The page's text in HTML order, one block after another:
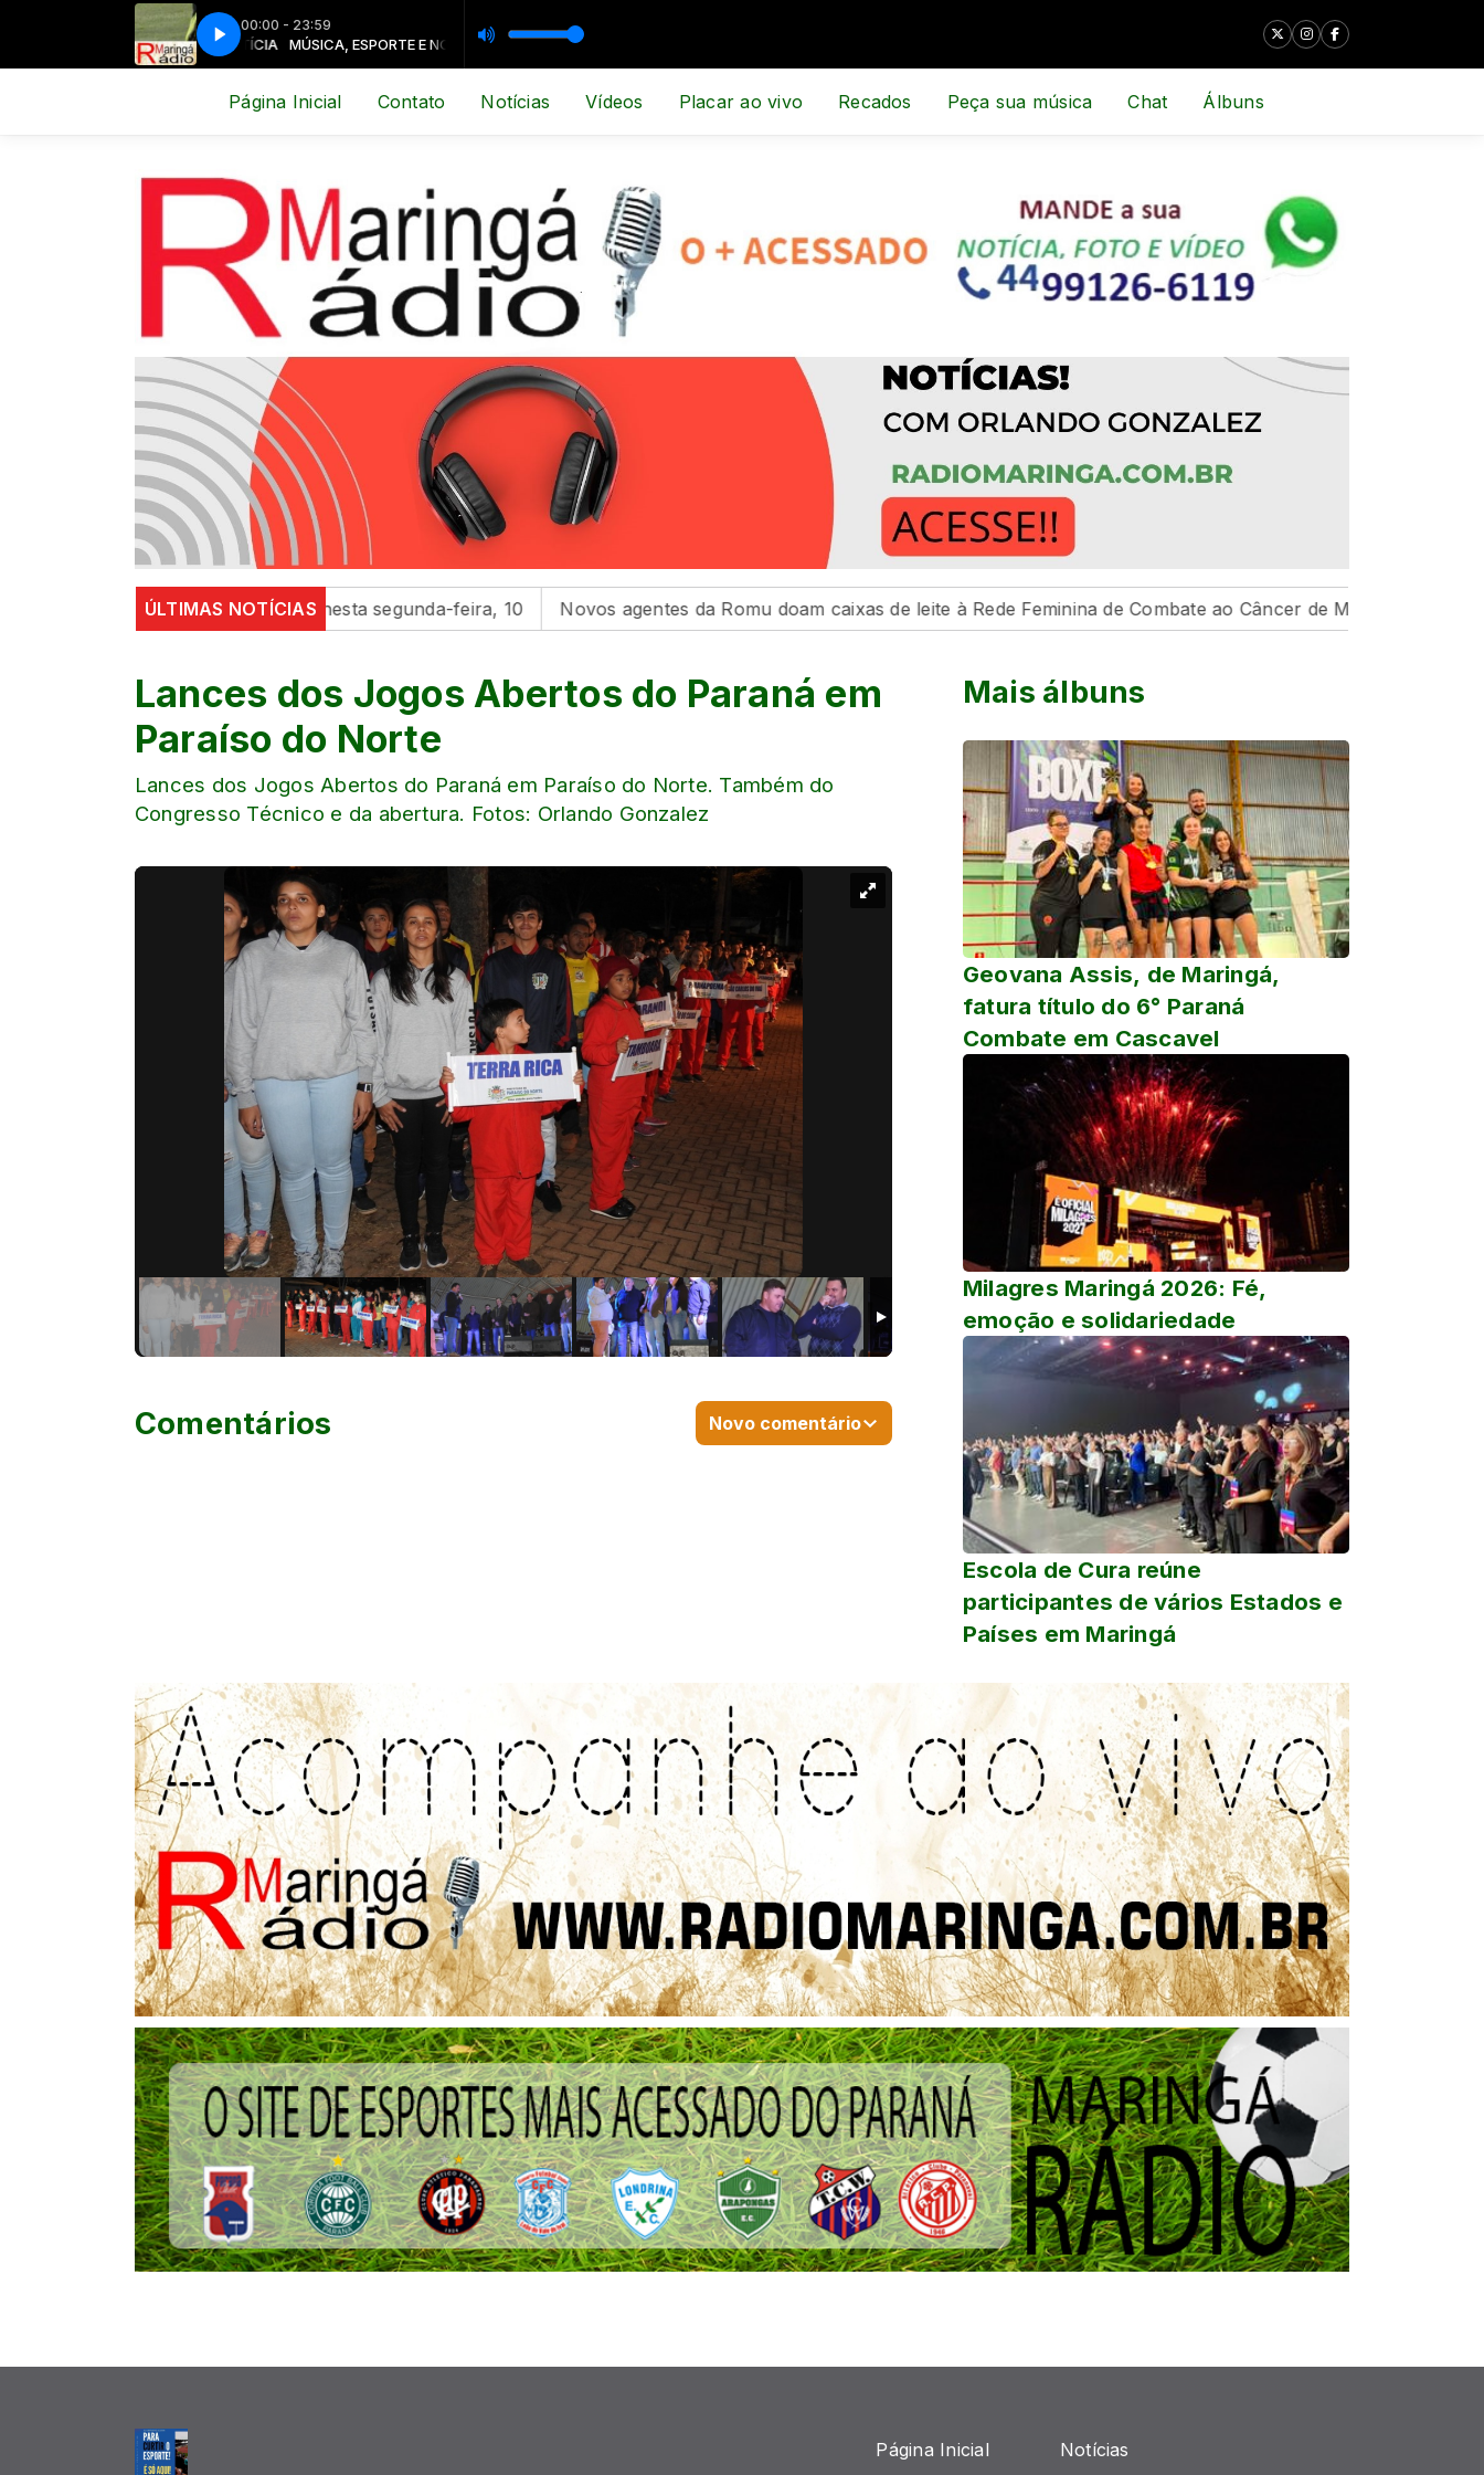
00:00 - 23:59
MÚSICA, ESPORTE E NOTÍCIA MÚSICA, ESPORTE E NOTÍCIA
Página Inicial Contato Notícias Vídeos Placar ao vivo Recados Peça sua música Chat Álbuns
ÚLTIMAS NOTÍCIAS
histórico de 7,4 no Ideb nesta segunda-feira, 10 Novos agentes da Romu doam caixas de leite à Rede Feminina de Combate ao Câncer de Maringá
Lances dos Jogos Abertos do Paraná em
Paraíso do Norte
Lances dos Jogos Abertos do Paraná em Paraíso do Norte. Também do
Congresso Técnico e da abertura. Fotos: Orlando Gonzalez
Mais álbuns
Geovana Assis, de Maringá,
fatura título do 6° Paraná
Combate em Cascavel
Milagres Maringá 2026: Fé,
emoção e solidariedade
Escola de Cura reúne
participantes de vários Estados e
Países em Maringá
Comentários Novo comentário
Página Inicial Notícias